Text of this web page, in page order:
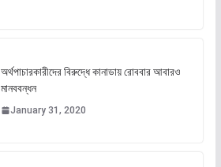
অর্থপাচারকারীদের বিরুদ্ধে কানাডায় রোববার আবারও
মানববন্ধন
January 31, 2020